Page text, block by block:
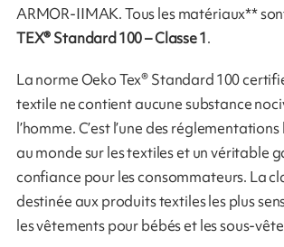
ARMOR-IIMAK. Tous les matériaux**
TEX® Standard 100 – Classe 1.
La norme Oeko Tex® Standard 100
textile ne contient aucune substance
l’homme. C’est l’une des
au monde sur les textiles et un véritable
confiance pour les consommateurs. La
destinée aux produits textiles les plus
les vêtements pour bébés et les sous-